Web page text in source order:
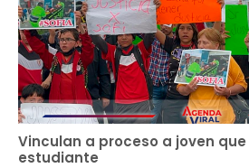
Vinculan a proceso a joven
estudiante